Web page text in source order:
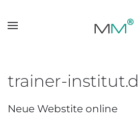
Skip to main content
trainer-
Neue Webstite online